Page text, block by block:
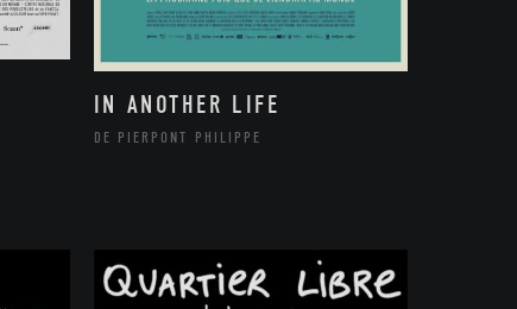
IN ANOTHER LIFE
DE PIERPONT PHILIPPE